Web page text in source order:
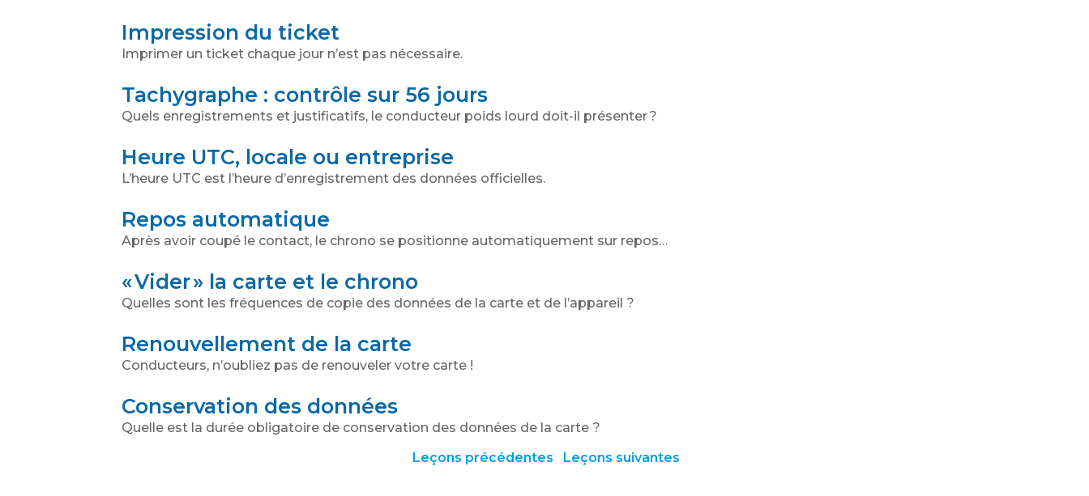
Impression du ticket
Imprimer un ticket chaque jour n’est pas nécessaire.
Tachygraphe : contrôle sur 56 jours
Quels enregistrements et justificatifs, le conducteur poids lourd doit-il présenter ?
Heure UTC, locale ou entreprise
L’heure UTC est l’heure d’enregistrement des données officielles.
Repos automatique
Après avoir coupé le contact, le chrono se positionne automatiquement sur repos…
« Vider » la carte et le chrono
Quelles sont les fréquences de copie des données de la carte et de l’appareil ?
Renouvellement de la carte
Conducteurs, n’oubliez pas de renouveler votre carte !
Conservation des données
Quelle est la durée obligatoire de conservation des données de la carte ?
Leçons précédentes
Leçons suivantes